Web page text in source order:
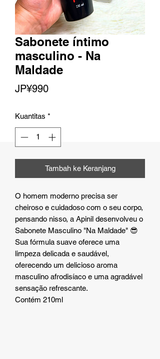
Sabonete íntimo
masculino - Na
Maldade
JP¥990Harga
Kuantitas *
Tambah ke Keranjang
O homem moderno precisa ser
cheiroso e cuidadoso com o seu corpo,
pensando nisso, a Apinil desenvolveu o
Sabonete Masculino "Na Maldade" 😎
Sua fórmula suave oferece uma
limpeza delicada e saudável,
oferecendo um delicioso aroma
masculino afrodisíaco e uma agradável
sensação refrescante.
Contém 210ml